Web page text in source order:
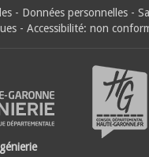
- Données personnelles -
- Accessibilité: non